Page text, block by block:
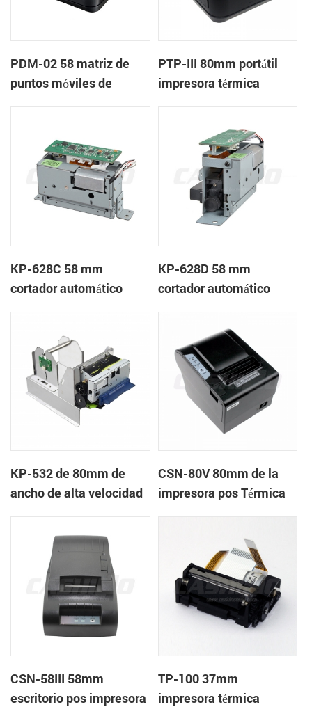
PDM-02 58 matriz de
puntos móviles de
PTP-III 80mm portátil
impresora térmica
KP-628C 58 mm
cortador automático
KP-628D 58 mm
cortador automático
KP-532 de 80mm de
ancho de alta velocidad
del quiosco
CSN-80V 80mm de la
impresora pos Térmica
CSN-58III 58mm
escritorio pos impresora
TP-100 37mm
impresora térmica